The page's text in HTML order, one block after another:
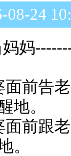
08-24
妈
前告老
地。
前跟老
。